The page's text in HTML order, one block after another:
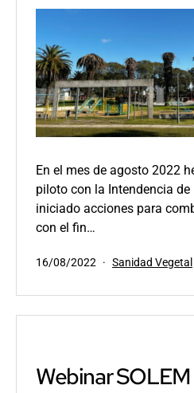
En el mes de agosto 2022
piloto con la Intendencia
iniciado acciones para
con el fin…
Publicada
16/08/2022
Categorizado
Sanidad Vegetal
Webinar